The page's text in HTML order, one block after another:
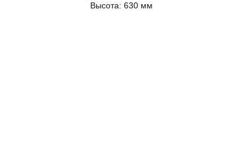
Высота: 630 мм